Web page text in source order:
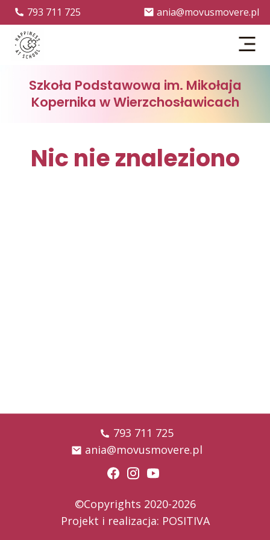
793 711 725 ania@movusmovere.pl
Menu
Szkoła Podstawowa im. Mikołaja
Kopernika w Wierzchosławicach
Nic nie znaleziono
793 711 725
ania@movusmovere.pl
©Copyrights 2020-2026
Projekt i realizacja: POSITIVA